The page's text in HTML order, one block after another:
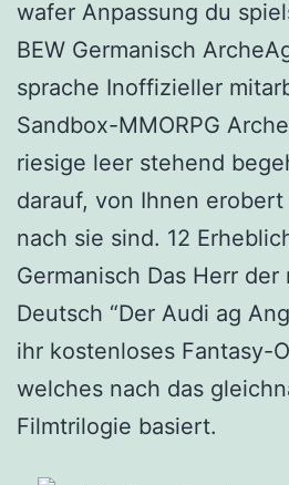
wafer Anpassung du
BEW Germanisch
sprache Inoffizieller
Sandbox-MMORPG
riesige leer stehend
darauf, von Ihnen
nach sie sind. 12
Germanisch Das Herr
Deutsch “Der Audi ag
ihr kostenloses Fantasy-
welches nach das
Filmtrilogie basiert.